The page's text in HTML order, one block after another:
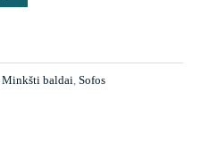
Minkšti baldai Sofos